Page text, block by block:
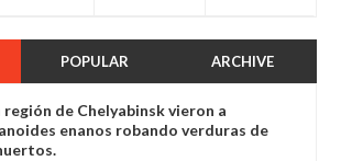
POPULAR ARCHIVE
región de Chelyabinsk vieron a
enanos robando verduras de